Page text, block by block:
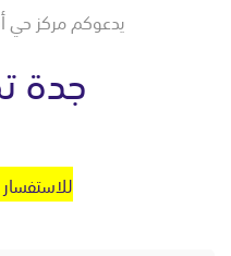
يدعوكم مركز حي
جدة
للاستفسار 0531007292